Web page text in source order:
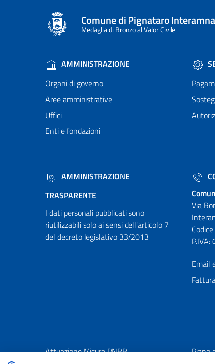
Comune di Pignataro Interamna
Medaglia di Bronzo al Valor Civile
AMMINISTRAZIONE
Organi di governo
Aree amministrative
Uffici
Enti e fondazioni
AMMINISTRAZIONE
TRASPARENTE
I dati personali pubblicati sono
riutilizzabili solo ai sensi dell'articolo 7
del decreto legislativo 33/2013
Via
Email
Attuazione Misure PNRR Piano